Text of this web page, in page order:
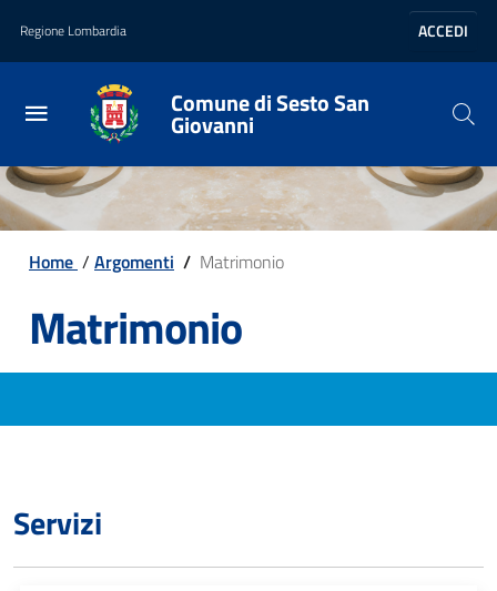
Vai al contenuto principale
Vai al footer
Regione Lombardia ACCEDI
Comune di Sesto San
Giovanni
Home / Argomenti / Matrimonio
Matrimonio
Servizi